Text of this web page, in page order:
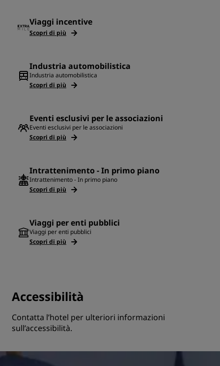
Viaggi incentive
Scopri di più
Industria automobilistica
Industria automobilistica
Scopri di più
Eventi esclusivi per le associazioni
Eventi esclusivi per le associazioni
Scopri di più
Intrattenimento - In primo piano
Intrattenimento - In primo piano
Scopri di più
Viaggi per enti pubblici
Viaggi per enti pubblici
Scopri di più
Accessibilità
Contatta l’hotel per ulteriori informazioni
sull’accessibilità.